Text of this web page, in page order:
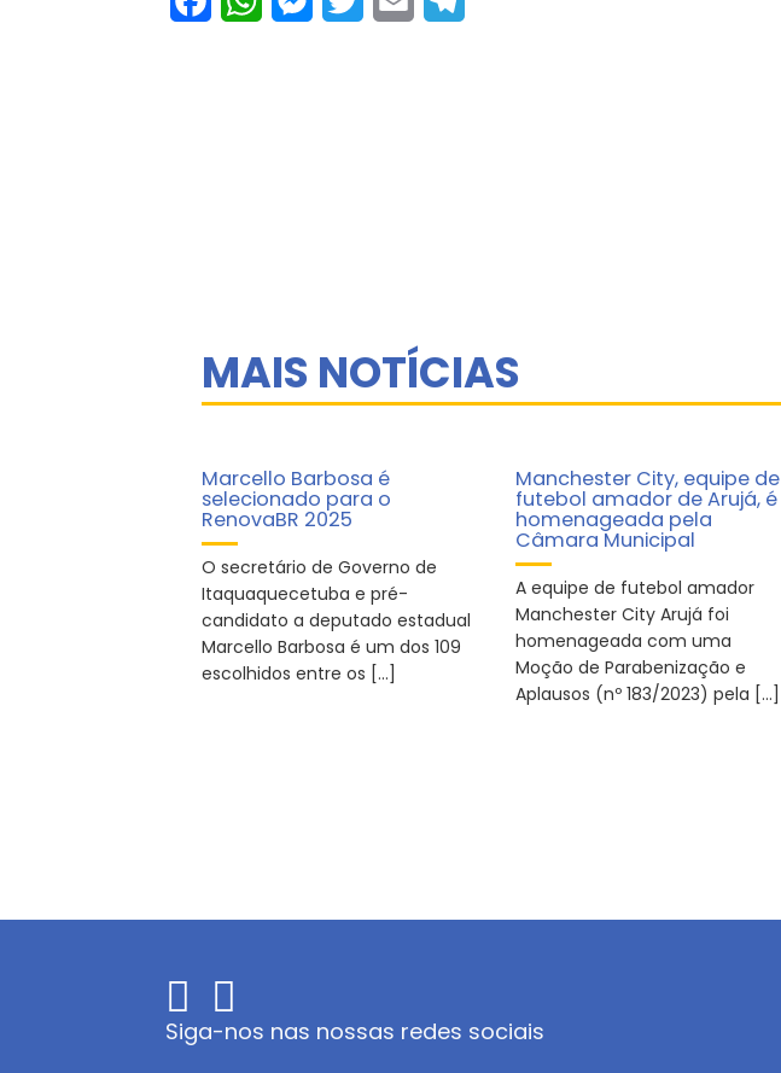
MAIS NOTÍCIAS
Marcello Barbosa é
selecionado para o
RenovaBR 2025
O secretário de Governo de
Itaquaquecetuba e pré-
candidato a deputado estadual
Marcello Barbosa é um dos 109
escolhidos entre os […]
Manchester City, equipe de
futebol amador de Arujá, é
homenageada pela
Câmara Municipal
A equipe de futebol amador
Manchester City Arujá foi
homenageada com uma
Moção de Parabenização e
Aplausos (nº 183/2023) pela […]
Siga-nos nas nossas redes sociais